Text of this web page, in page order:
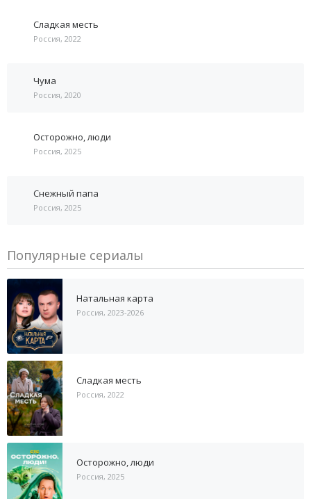
Сладкая месть
Россия, 2022
Чума
Россия, 2020
Осторожно, люди
Россия, 2025
Снежный папа
Россия, 2025
Популярные сериалы
Натальная карта
Россия, 2023-2026
Сладкая месть
Россия, 2022
Осторожно, люди
Россия, 2025